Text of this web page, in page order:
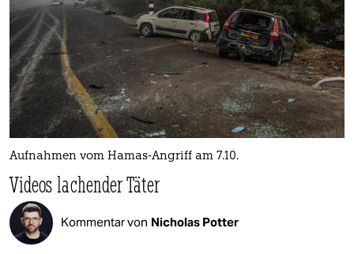
Aufnahmen vom Hamas-Angriff am 7.10.
Videos lachender Täter
Kommentar von Nicholas Potter